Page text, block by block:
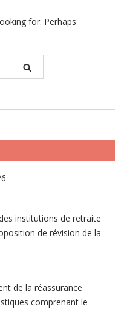
for. Perhaps
institutions de retraite
de révision de la
de la réassurance
comprenant le